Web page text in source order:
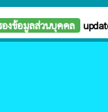
องข้อมูลส่วนบุคคล